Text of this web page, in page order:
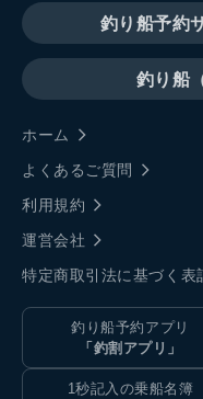
釣り船予約
釣り船
ホーム
よくあるご質問
利用規約
運営会社
特定商取引法に基づく表
釣り船予約アプリ
「釣割アプリ」
1秒記入の乗船名簿